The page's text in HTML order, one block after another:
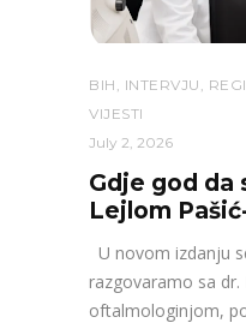
BIH INTERVJU
VIJESTI
July 2, 2026
Gdje god da
Lejlom
U novom izdanju
razgovaramo sa
oftalmologinjom,